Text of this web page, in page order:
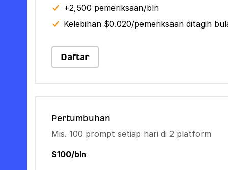
+2,500 pemeriksaan/bln
Kelebihan $0.020/pemeriksaan ditagih
Daftar
Pertumbuhan
Mis. 100 prompt setiap hari di 2 platform
$100/bln